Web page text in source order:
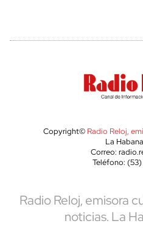
Copyright© Radio Reloj,
La
Correo:
Teléfono:
Radio Reloj, emisora
noticias. La